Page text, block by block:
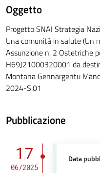
Oggetto
Progetto SNAI Strategia
Una comunità in salute (Un
Assunzione n. 2 Ostetriche
H69J21000320001 da
Montana Gennargentu
2024-S.01
Pubblicazione
17
06/2025
Data